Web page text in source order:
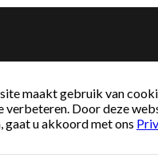
maakt gebruik van
verbeteren. Door deze
gaat u akkoord met ons